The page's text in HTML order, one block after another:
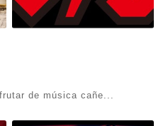
de música cañe...